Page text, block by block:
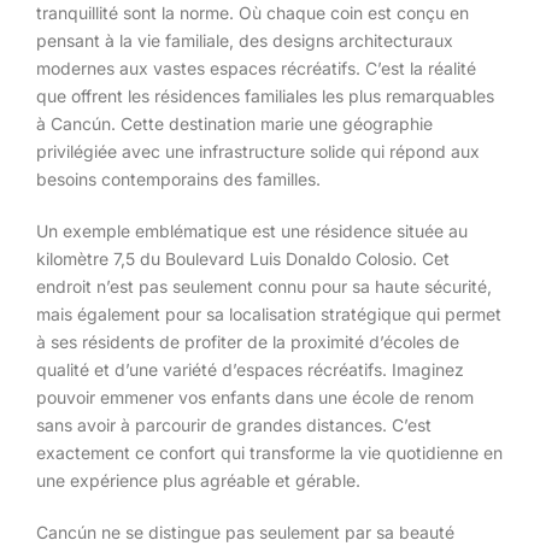
tranquillité sont la norme. Où chaque coin est conçu en
pensant à la vie familiale, des designs architecturaux
modernes aux vastes espaces récréatifs. C’est la réalité
que offrent les résidences familiales les plus remarquables
à Cancún. Cette destination marie une géographie
privilégiée avec une infrastructure solide qui répond aux
besoins contemporains des familles.
Un exemple emblématique est une résidence située au
kilomètre 7,5 du Boulevard Luis Donaldo Colosio. Cet
endroit n’est pas seulement connu pour sa haute sécurité,
mais également pour sa localisation stratégique qui permet
à ses résidents de profiter de la proximité d’écoles de
qualité et d’une variété d’espaces récréatifs. Imaginez
pouvoir emmener vos enfants dans une école de renom
sans avoir à parcourir de grandes distances. C’est
exactement ce confort qui transforme la vie quotidienne en
une expérience plus agréable et gérable.
Cancún ne se distingue pas seulement par sa beauté